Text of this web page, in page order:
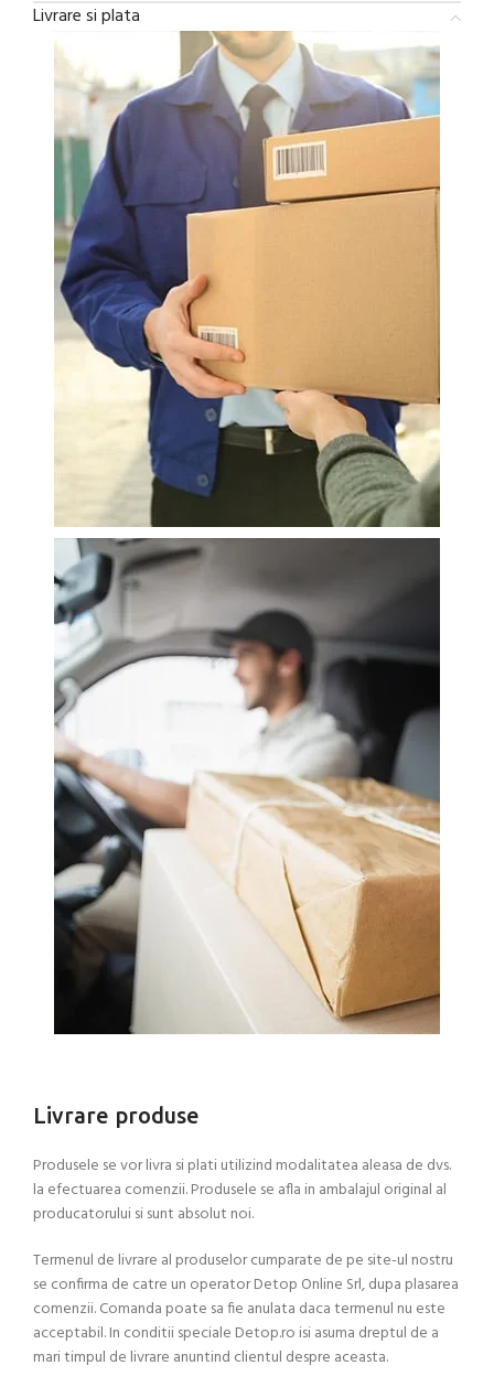
Livrare si plata
Livrare produse
Produsele se vor livra si plati utilizind modalitatea aleasa de dvs.
la efectuarea comenzii. Produsele se afla in ambalajul original al
producatorului si sunt absolut noi.
Termenul de livrare al produselor cumparate de pe site-ul nostru
se confirma de catre un operator Detop Online Srl, dupa plasarea
comenzii. Comanda poate sa fie anulata daca termenul nu este
acceptabil. In conditii speciale Detop.ro isi asuma dreptul de a
mari timpul de livrare anuntind clientul despre aceasta.